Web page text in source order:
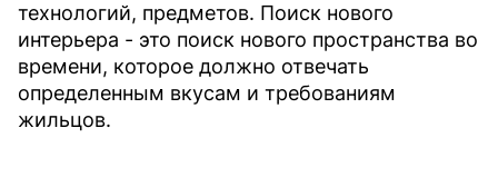
технологий, предметов. Поиск нового
интерьера - это поиск нового пространства во
времени, которое должно отвечать
определенным вкусам и требованиям
жильцов.